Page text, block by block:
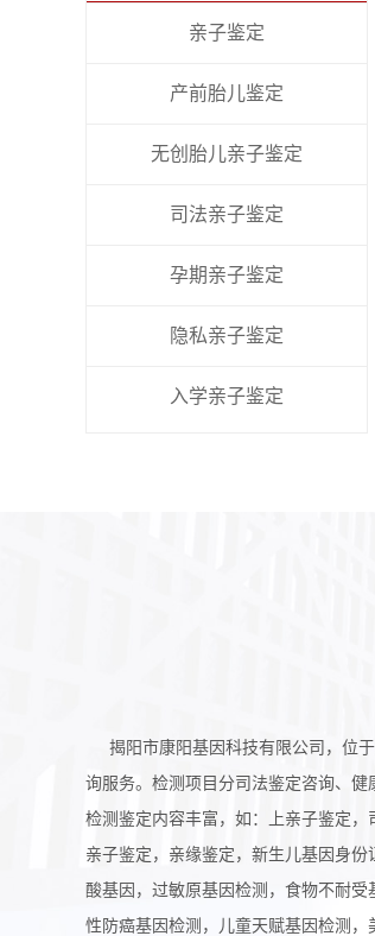
亲子鉴定
产前胎儿鉴定
无创胎儿亲子鉴定
司法亲子鉴定
孕期亲子鉴定
隐私亲子鉴定
入学亲子鉴定
揭阳市康阳基因科技有限公司，位
询服务。检测项目分司法鉴定咨询、
检测鉴定内容丰富，如：上亲子鉴定
亲子鉴定，亲缘鉴定，新生儿基因身
酸基因，过敏原基因检测，食物不耐
性防癌基因检测，儿童天赋基因检测